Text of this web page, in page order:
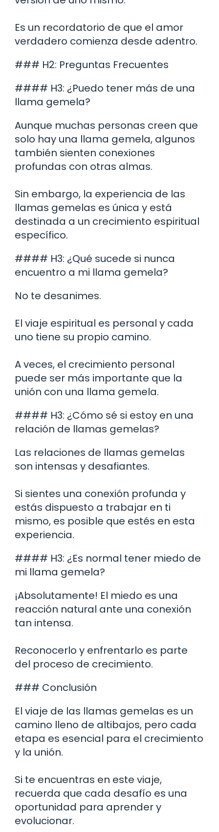
Es un recordatorio de que el amor
verdadero comienza desde adentro.
### H2: Preguntas Frecuentes
#### H3: ¿Puedo tener más de una
llama gemela?
Aunque muchas personas creen que
solo hay una llama gemela, algunos
también sienten conexiones
profundas con otras almas.
Sin embargo, la experiencia de las
llamas gemelas es única y está
destinada a un crecimiento espiritual
específico.
#### H3: ¿Qué sucede si nunca
encuentro a mi llama gemela?
No te desanimes.
El viaje espiritual es personal y cada
uno tiene su propio camino.
A veces, el crecimiento personal
puede ser más importante que la
unión con una llama gemela.
#### H3: ¿Cómo sé si estoy en una
relación de llamas gemelas?
Las relaciones de llamas gemelas
son intensas y desafiantes.
Si sientes una conexión profunda y
estás dispuesto a trabajar en ti
mismo, es posible que estés en esta
experiencia.
#### H3: ¿Es normal tener miedo de
mi llama gemela?
¡Absolutamente! El miedo es una
reacción natural ante una conexión
tan intensa.
Reconocerlo y enfrentarlo es parte
del proceso de crecimiento.
### Conclusión
El viaje de las llamas gemelas es un
camino lleno de altibajos, pero cada
etapa es esencial para el crecimiento
y la unión.
Si te encuentras en este viaje,
recuerda que cada desafío es una
oportunidad para aprender y
evolucionar.